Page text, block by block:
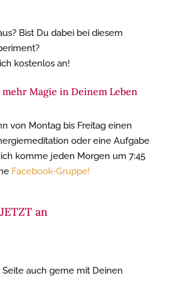
Bist Du dabei bei diesem
kostenlos an!
Magie in Deinem Leben
von Montag bis Freitag einen
oder eine Aufgabe
komme jeden Morgen um 7:45
Facebook-Gruppe!
an
auch gerne mit Deinen